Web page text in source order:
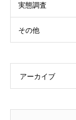
実態調査
その他
アーカイブ